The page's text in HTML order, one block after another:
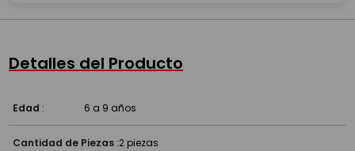
Detalles del Producto
Edad : 6 a 9 años
Cantidad de Piezas :2 piezas